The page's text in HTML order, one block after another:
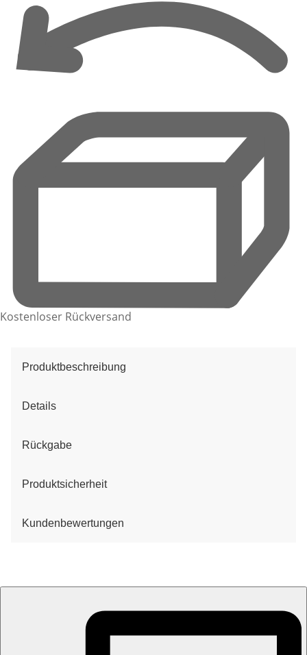
Kostenloser Rückversand
Produktbeschreibung
Details
Rückgabe
Produktsicherheit
Kundenbewertungen